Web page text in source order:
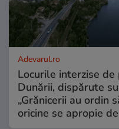
Adevarul.ro
Locurile interzise
Dunării, dispărute
„Grănicerii au ordin
oricine se apropie